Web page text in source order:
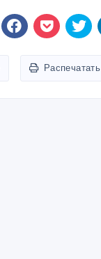
Распечатать